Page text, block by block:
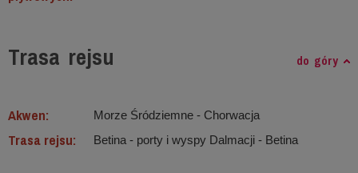
Trasa rejsu do góry
Akwen: Morze Śródziemne ‐ Chorwacja
Trasa rejsu: Betina - porty i wyspy Dalmacji - Betina